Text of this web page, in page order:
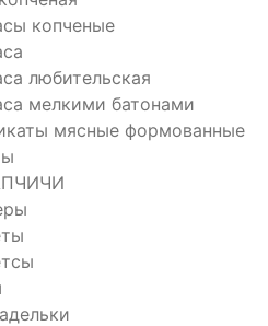
копченые
любительская
мелкими батонами
мясные формованные